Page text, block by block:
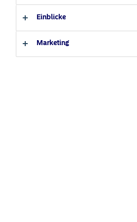
Professioneller Anleger
Einblicke
Marketing